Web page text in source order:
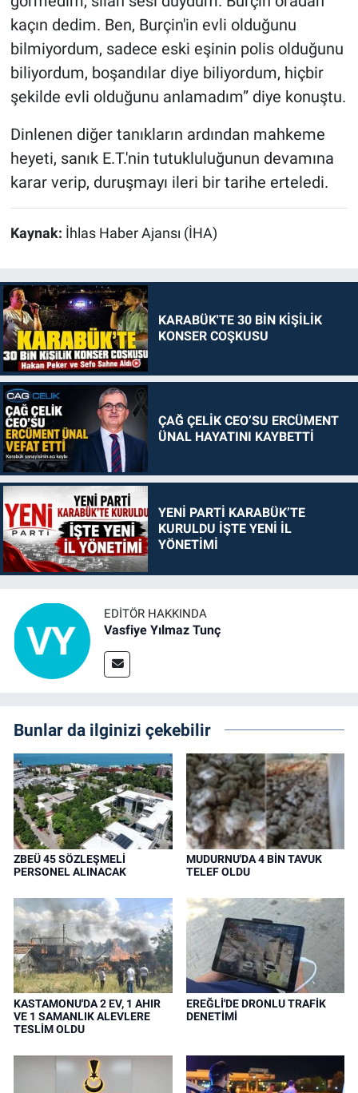
kaçın dedim. Ben, Burçin'in evli olduğunu
bilmiyordum, sadece eski eşinin polis olduğunu
biliyordum, boşandılar diye biliyordum, hiçbir
şekilde evli olduğunu anlamadım” diye konuştu.
Dinlenen diğer tanıkların ardından mahkeme
heyeti, sanık E.T.'nin tutukluluğunun devamına
karar verip, duruşmayı ileri bir tarihe erteledi.
Kaynak: İhlas Haber Ajansı (İHA)
KARABÜK'TE 30 BİN KİŞİLİK
KONSER COŞKUSU
ÇAĞ ÇELİK CEO’SU ERCÜMENT
ÜNAL HAYATINI KAYBETTİ
YENİ PARTİ KARABÜK’TE
KURULDU İŞTE YENİ İL
YÖNETİMİ
EDITÖR HAKKINDA
Vasfiye Yılmaz Tunç
Bunlar da ilginizi çekebilir
ZBEÜ 45 SÖZLEŞMELİ
PERSONEL ALINACAK
MUDURNU'DA 4 BİN TAVUK
TELEF OLDU
KASTAMONU'DA 2 EV, 1 AHIR
VE 1 SAMANLIK ALEVLERE
TESLİM OLDU
EREĞLİ'DE DRONLU TRAFİK
DENETİMİ